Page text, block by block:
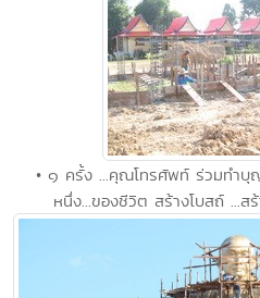
• ๑ ครั้ง ...คุณโทรศัพท์ ร่วมทำบุ
หนึ่ง...ของชีวิต สร้างโบสถ์ ...